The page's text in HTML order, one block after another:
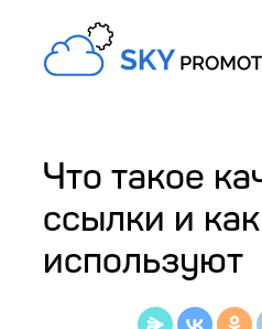
Что такое
ссылки и
используют